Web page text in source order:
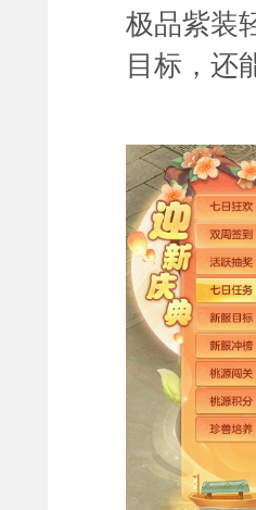
极品紫装
目标，还